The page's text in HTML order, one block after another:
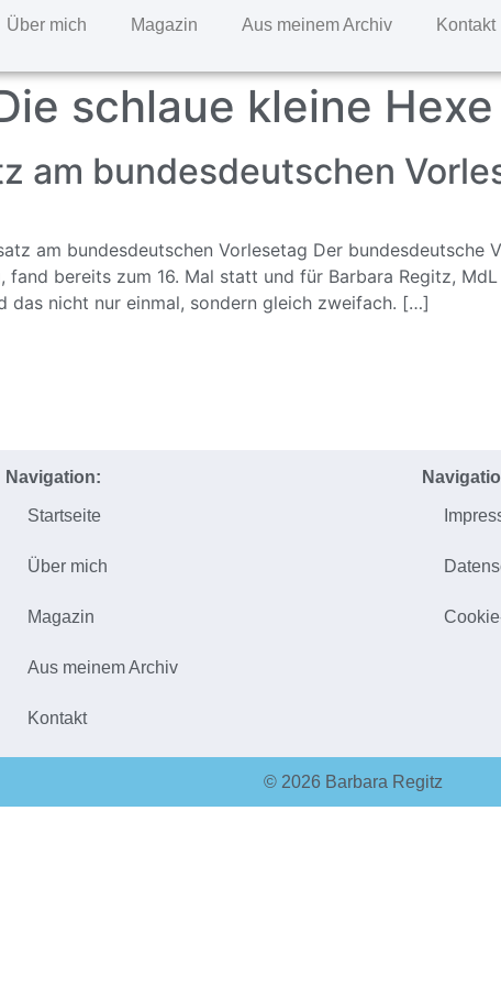
Über mich Magazin Aus meinem Archiv Kontakt
schlaue kleine Hexe
am bundesdeutschen
am bundesdeutschen Vorlesetag Der bundesdeutsche
fand bereits zum 16. Mal statt und für Barbara Regitz,
das nicht nur einmal, sondern gleich zweifach. […]
Navigation:
Startseite
Über mich
Magazin
Aus meinem Archiv
Kontakt
© 2026 Barbara Regitz